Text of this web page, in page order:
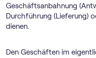
Geschäftsanbahnung
Durchführung (Lieferung)
dienen.
Den Geschäften im